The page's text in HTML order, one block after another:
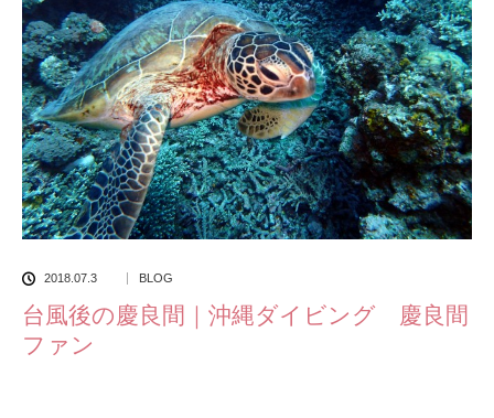
2018.07.3 BLOG
台風後の慶良間｜沖縄ダイビング 慶良間
ファン